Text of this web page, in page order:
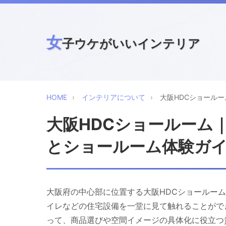
女子ウケがいいインテリア
HOME インテリアについて 大阪HDCショール
大阪HDCショールーム
とショールーム体験ガ
大阪府の中心部に位置する大阪HDCショールー
イレなどの住宅設備を一堂に見て触れることが
って、商品選びや空間イメージの具体化に役立